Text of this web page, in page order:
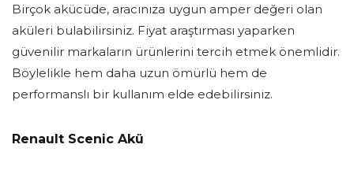
Birçok akücüde, aracınıza uygun amper değeri olan
aküleri bulabilirsiniz. Fiyat araştırması yaparken
güvenilir markaların ürünlerini tercih etmek önemlidir.
Böylelikle hem daha uzun ömürlü hem de
performanslı bir kullanım elde edebilirsiniz.
Renault Scenic Akü